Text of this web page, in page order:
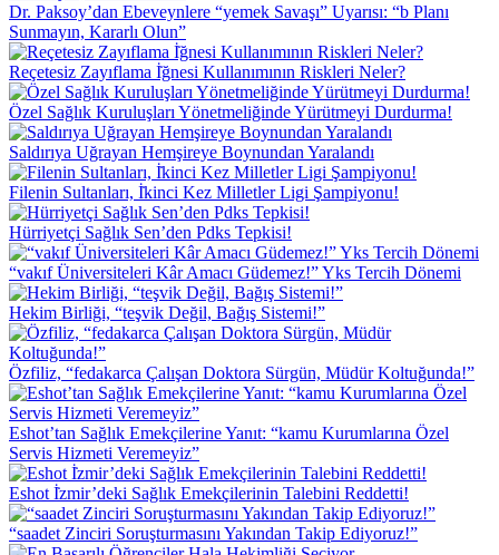
Dr. Paksoy’dan Ebeveynlere “yemek Savaşı” Uyarısı: “b Planı
Sunmayın, Kararlı Olun”
Reçetesiz Zayıflama İ̇ğnesi Kullanımının Riskleri Neler?
Özel Sağlık Kuruluşları Yönetmeliğinde Yürütmeyi Durdurma!
Saldırıya Uğrayan Hemşireye Boynundan Yaralandı
Filenin Sultanları, İ̇kinci Kez Milletler Ligi Şampiyonu!
Hürriyetçi Sağlık Sen’den Pdks Tepkisi!
“vakıf Üniversiteleri Kâr Amacı Güdemez!” Yks Tercih Dönemi
Hekim Birliği, “teşvik Değil, Bağış Sistemi!”
Özfiliz, “fedakarca Çalışan Doktora Sürgün, Müdür Koltuğunda!”
Eshot’tan Sağlık Emekçilerine Yanıt: “kamu Kurumlarına Özel
Servis Hizmeti Veremeyiz”
Eshot İ̇zmir’deki Sağlık Emekçilerinin Talebini Reddetti!
“saadet Zinciri Soruşturmasını Yakından Takip Ediyoruz!”